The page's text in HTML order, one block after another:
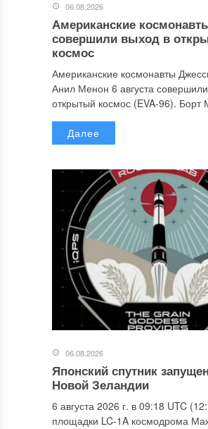
06.08.2026
Американские
совершили выход в
космос
Американские космонавты
Анил Менон 6 августа
открытый космос (EVA-96).
Далее
06.08.2026
Японский спутник
Новой Зеландии
6 августа 2026 г. в 09:18 UTC
площадки LC-1A космодрома